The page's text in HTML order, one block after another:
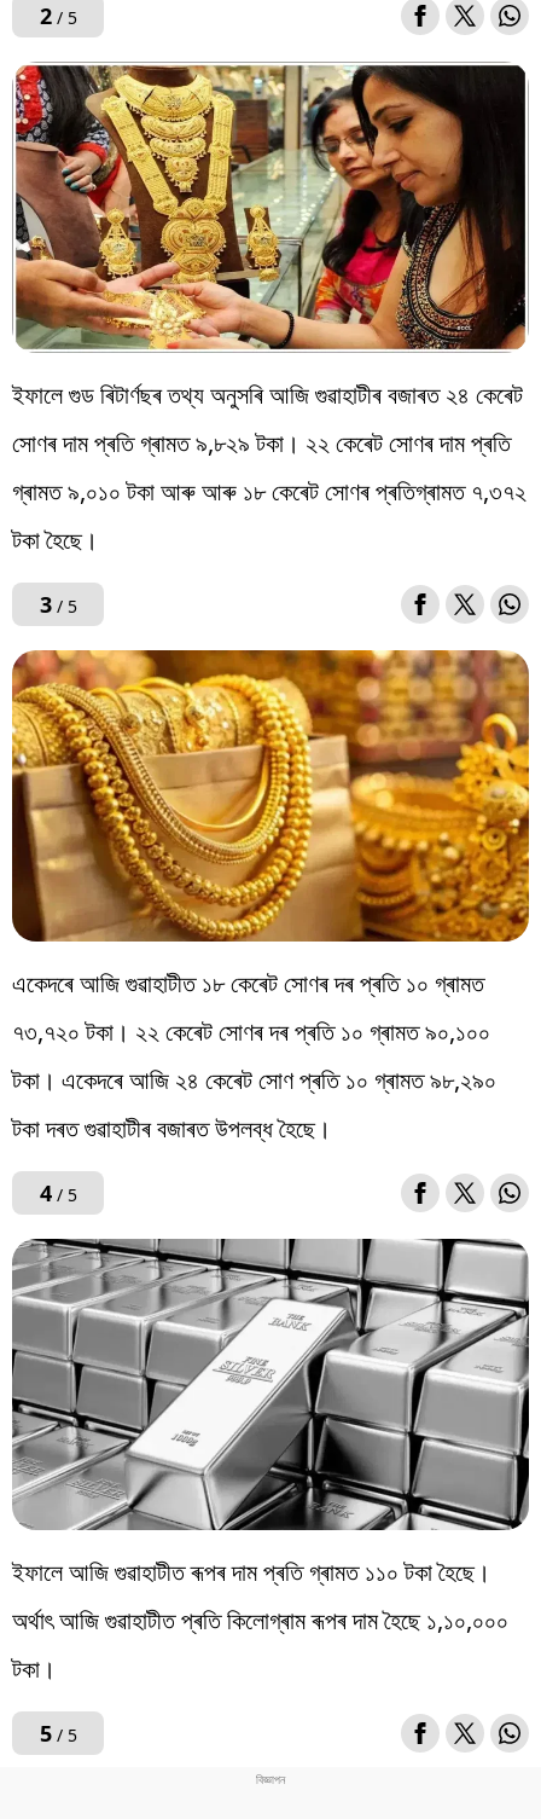
2/ 5
ইফালে গুড ৰিটাৰ্ণছৰ তথ্য অনুসৰি আজি গুৱাহাটীৰ বজাৰত ২৪ কেৰেট
সোণৰ দাম প্ৰতি গ্ৰামত ৯,৮২৯ টকা। ২২ কেৰেট সোণৰ দাম প্ৰতি
গ্ৰামত ৯,০১০ টকা আৰু আৰু ১৮ কেৰেট সোণৰ প্ৰতিগ্ৰামত ৭,৩৭২
টকা হৈছে।
3/ 5
একেদৰে আজি গুৱাহাটীত ১৮ কেৰেট সোণৰ দৰ প্ৰতি ১০ গ্ৰামত
৭৩,৭২০ টকা। ২২ কেৰেট সোণৰ দৰ প্ৰতি ১০ গ্ৰামত ৯০,১০০
টকা। একেদৰে আজি ২৪ কেৰেট সোণ প্ৰতি ১০ গ্ৰামত ৯৮,২৯০
টকা দৰত গুৱাহাটীৰ বজাৰত উপলব্ধ হৈছে।
4/ 5
ইফালে আজি গুৱাহাটীত ৰূপৰ দাম প্ৰতি গ্ৰামত ১১০ টকা হৈছে।
অৰ্থাৎ আজি গুৱাহাটীত প্ৰতি কিলোগ্ৰাম ৰূপৰ দাম হৈছে ১,১০,০০০
টকা।
5/ 5